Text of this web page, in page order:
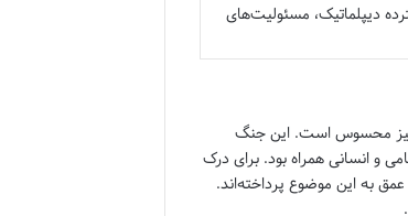
دیپلماتیک، مسئولیت‌های
نیز محسوس است. این جنگ
نظامی و انسانی همراه بود. برای درک
به این موضوع پرداخته‌اند.